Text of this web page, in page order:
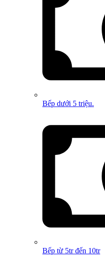
Bếp dưới 5 triệu.
Bếp từ 5tr đến 10tr